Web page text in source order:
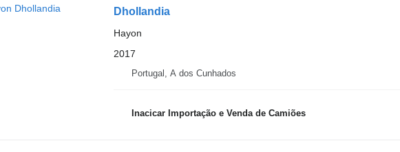
Dhollandia
Hayon
2017
Portugal, A dos Cunhados
Inacicar Importação e Venda de Camiões